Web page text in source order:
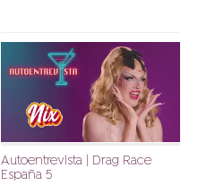
Autoentrevista | Drag Race
España 5